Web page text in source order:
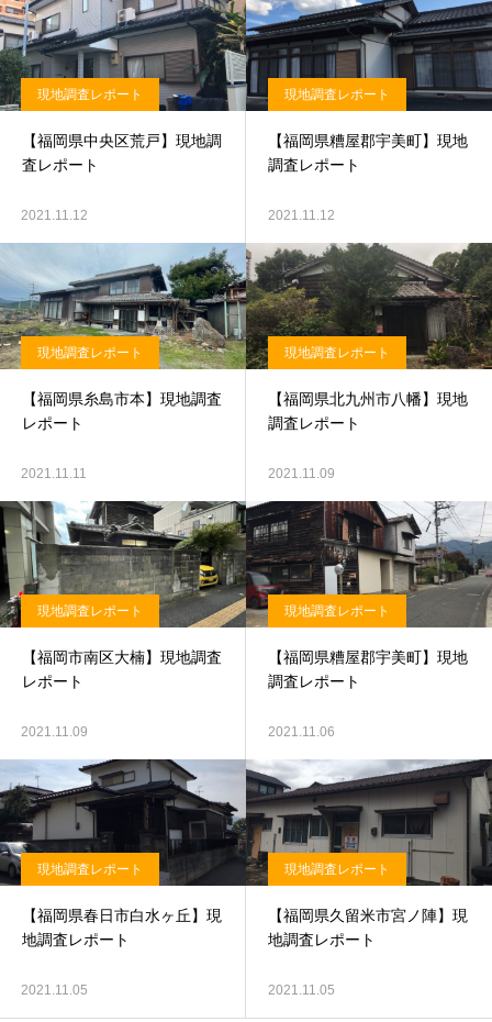
現地調査レポート
【福岡県中央区荒戸】現地調
査レポート
2021.11.12
現地調査レポート
【福岡県糟屋郡宇美町】現地
調査レポート
2021.11.12
現地調査レポート
【福岡県糸島市本】現地調査
レポート
2021.11.11
現地調査レポート
【福岡県北九州市八幡】現地
調査レポート
2021.11.09
現地調査レポート
【福岡市南区大楠】現地調査
レポート
2021.11.09
現地調査レポート
【福岡県糟屋郡宇美町】現地
調査レポート
2021.11.06
現地調査レポート
【福岡県春日市白水ヶ丘】現
地調査レポート
2021.11.05
現地調査レポート
【福岡県久留米市宮ノ陣】現
地調査レポート
2021.11.05